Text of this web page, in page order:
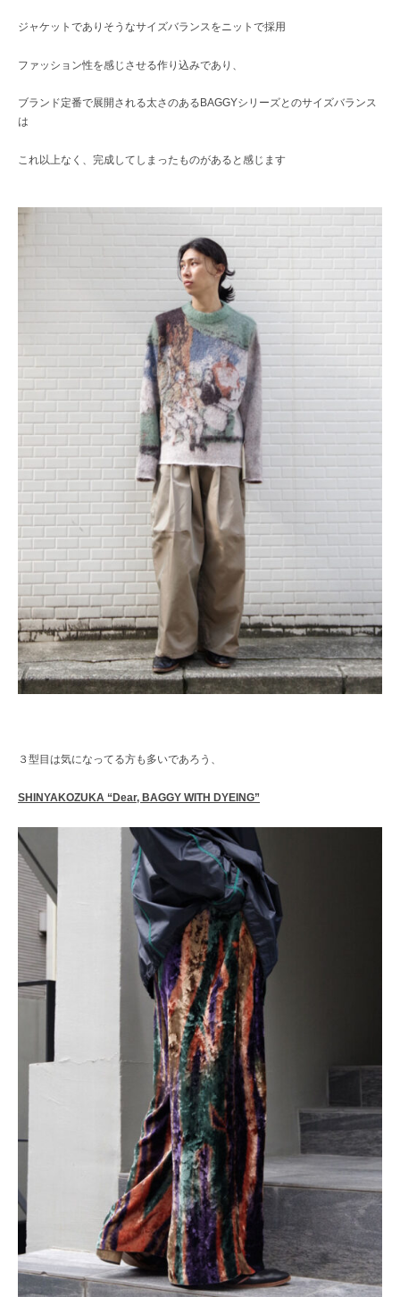
ジャケットでありそうなサイズバランスをニットで採用
ファッション性を感じさせる作り込みであり、
ブランド定番で展開される太さのあるBAGGYシリーズとのサイズバランス
は
これ以上なく、完成してしまったものがあると感じます
３型目は気になってる方も多いであろう、
SHINYAKOZUKA “Dear, BAGGY WITH DYEING”